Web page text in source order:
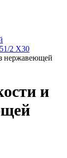
2 X30
нержавеющей
и